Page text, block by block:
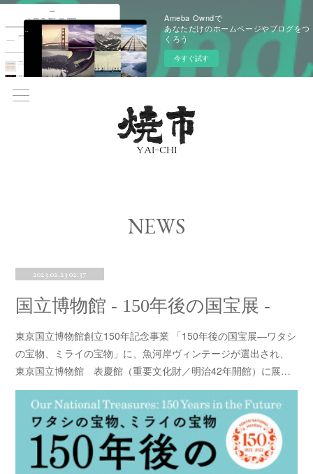
Ameba Owndで
あなただけのホームページやブログをつ
くろう
今すぐ試す
NEWS
2023.02.23 02:37
国立博物館 - 150年後の国宝展 -
東京国立博物館創立150年記念事業 「150年後の国宝展―ワタシ
の宝物、ミライの宝物」に、魚河岸ヴィンテージが選出され、
東京国立博物館 表慶館（重要文化財／明治42年開館）に展…